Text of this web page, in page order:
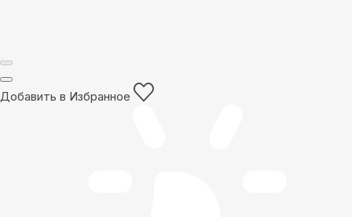
Добавить в Избранное